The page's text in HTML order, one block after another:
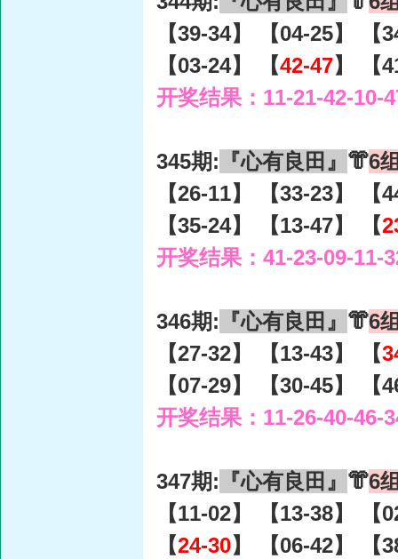
【39-34】 【04-25】 【
【03-24】 【42-47】 【
开奖结果：11-21-42-10-
345期: 『心有良田』 👘6
【26-11】 【33-23】 【
【35-24】 【13-47】 【
开奖结果：41-23-09-11-
346期: 『心有良田』 👘6
【27-32】 【13-43】 【
【07-29】 【30-45】 【
开奖结果：11-26-40-46-
347期: 『心有良田』 👘6
【11-02】 【13-38】 【
【24-30】 【06-42】 【